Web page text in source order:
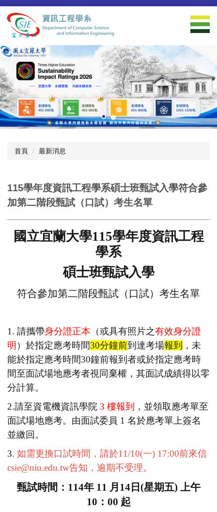
跳
到
主
內
容
區
首頁 最新消息
115學年度資訊工程學系碩士班甄試入學符合參
加第二階段甄試（口試）考生名單
國立宜蘭大學115學年度資訊工程
學系
碩士班甄試入學
符合參加第二階段甄試（口試）考生名單
1. 請攜帶身分證正本 （或具有照片之有效身分證
明 ）於指定應考時間30分鐘前到達考場報到
，未
能於指定應考時間30鐘前報到者或於指定應考時
間至面試場地應考者視同棄權，其面試成績得以零
分計算。
2.請至資電機資訊學院 3 樓報到
，並領取應考單至
面試場地應考。由面試委員 1 名於應考單上簽名
並繳回。
3. 如需更換口試時間，請於11/10(一) 17:00前來信
csie@niu.edu.tw告知，逾期不受理。
甄試時間： 114年11 月 14日 (星期五) 上午
10 ： 00 起